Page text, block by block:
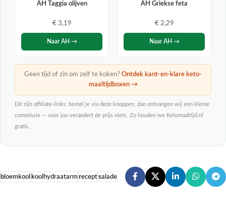
AH Taggia olijven
€ 3,19
Naar AH →
AH Griekse feta
€ 2,29
Naar AH →
Geen tijd of zin om zelf te koken? Ontdek kant-en-klare keto-
maaltijdboxen →
Dit zijn affiliate-links: bestel je via deze knoppen, dan ontvangen wij een kleine
commissie — voor jou verandert de prijs niets. Zo houden we Ketomaaltijd.nl
gratis.
bloemkool koolhydraatarm receptsalade